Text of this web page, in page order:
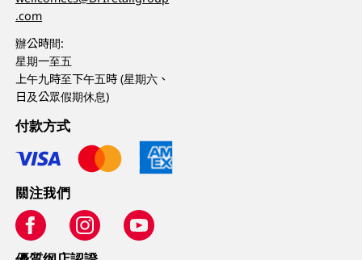
.com
辦公時間:
星期一至五
上午九時至下午五時 (星期六、
日及公眾假期休息)
付款方式
關注我們